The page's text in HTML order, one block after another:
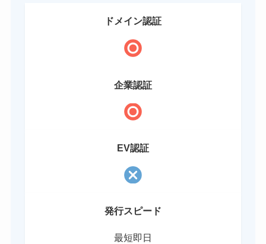
ドメイン認証
企業認証
EV認証
発行スピード
最短即日